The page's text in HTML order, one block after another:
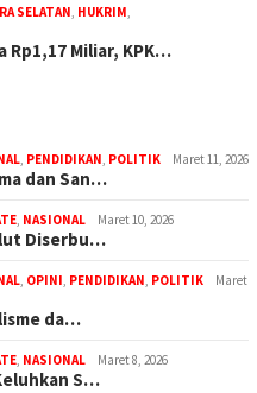
SELATAN, HUKRIM,
Rp1,17 Miliar, KPK…
, PENDIDIKAN, POLITIK Maret 11, 2026
dan San…
, NASIONAL Maret 10, 2026
Diserbu…
, OPINI, PENDIDIKAN, POLITIK
Maret
da…
, NASIONAL Maret 8, 2026
S…